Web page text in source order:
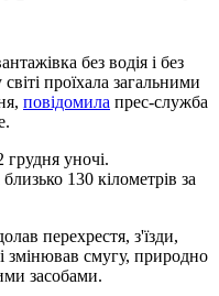
без водія і без
проїхала загальними
повідомила прес-служба
грудня уночі.
130 кілометрів за
перехрестя, з'їзди,
змінював смугу, природно
засобами.